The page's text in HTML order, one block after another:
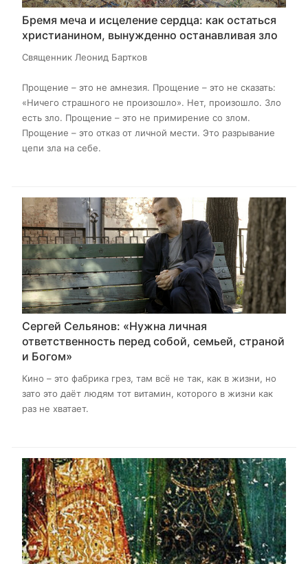
Бремя меча и исцеление сердца: как остаться
христианином, вынужденно останавливая зло
Священник Леонид Бартков
Прощение – это не амнезия. Прощение – это не сказать:
«Ничего страшного не произошло». Нет, произошло. Зло
есть зло. Прощение – это не примирение со злом.
Прощение – это отказ от личной мести. Это разрывание
цепи зла на себе.
Сергей Сельянов: «Нужна личная
ответственность перед собой, семьей, страной
и Богом»
Кино – это фабрика грез, там всё не так, как в жизни, но
зато это даёт людям тот витамин, которого в жизни как
раз не хватает.